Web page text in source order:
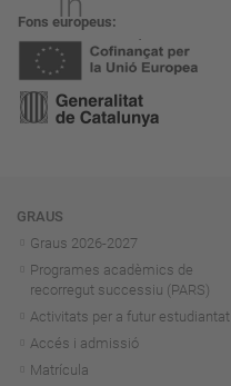
Fons europeus
Navegació
GRAUS
Graus 2026-2027
Programes acadèmics de
recorregut successiu (PARS)
Activitats per a futur estudiantat
Accés i admissió
Matrícula